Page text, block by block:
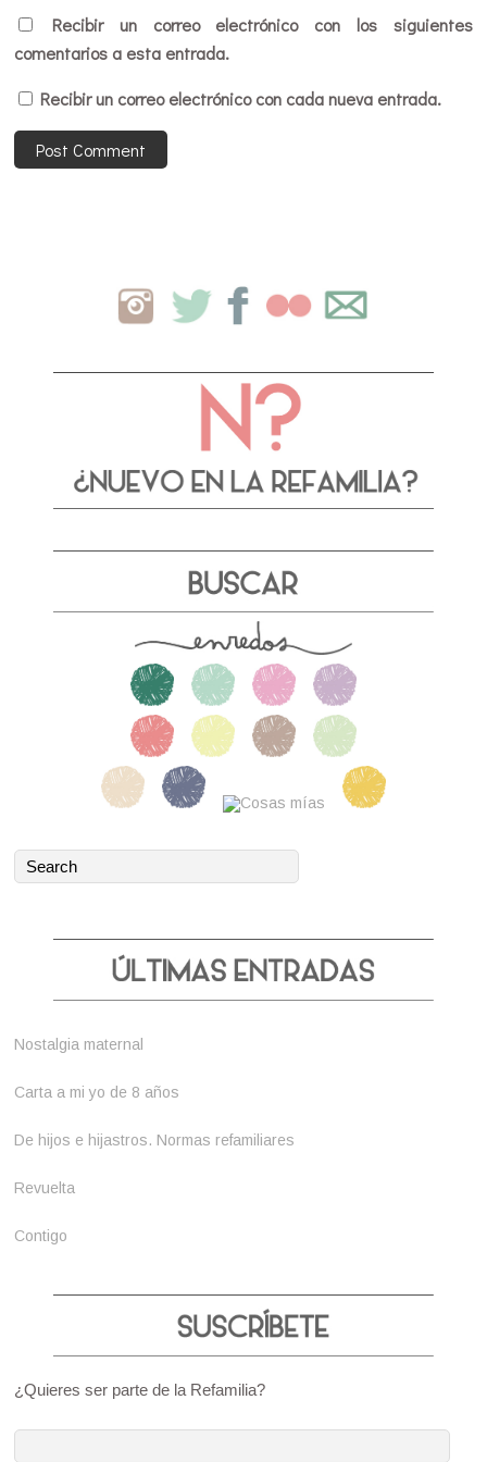
Recibir un correo electrónico con los siguientes
comentarios a esta entrada.
Recibir un correo electrónico con cada nueva entrada.
Nostalgia maternal
Carta a mi yo de 8 años
De hijos e hijastros. Normas refamiliares
Revuelta
Contigo
¿Quieres ser parte de la Refamilia?